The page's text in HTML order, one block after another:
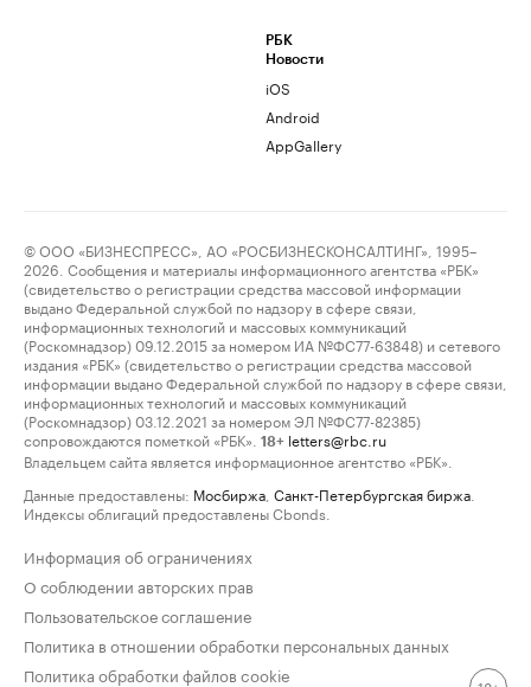
РБК
Новости
iOS
Android
AppGallery
© ООО «БИЗНЕСПРЕСС», АО «РОСБИЗНЕСКОНСАЛТИНГ», 1995–
2026. Сообщения и материалы информационного агентства «РБК»
(свидетельство о регистрации средства массовой информации
выдано Федеральной службой по надзору в сфере связи,
информационных технологий и массовых коммуникаций
(Роскомнадзор) 09.12.2015 за номером ИА №ФС77-63848) и сетевого
издания «РБК» (свидетельство о регистрации средства массовой
информации выдано Федеральной службой по надзору в сфере связи,
информационных технологий и массовых коммуникаций
(Роскомнадзор) 03.12.2021 за номером ЭЛ №ФС77-82385)
сопровождаются пометкой «РБК».
18+ letters@rbc.ru
Владельцем сайта является информационное агентство «РБК».
Данные предоставлены: Мосбиржа Санкт-Петербургская биржа
Индексы облигаций предоставлены Cbonds.
Информация об ограничениях
О соблюдении авторских прав
Пользовательское соглашение
Политика в отношении обработки персональных данных
Политика обработки файлов cookie